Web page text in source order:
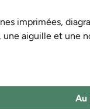
imprimées,
une aiguille et une
Au